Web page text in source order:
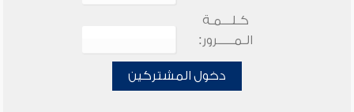
كـلـــمـة
الـمـــــرور:
دخول المشتركين